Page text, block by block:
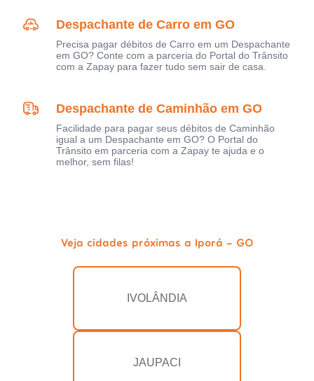
Despachante de Carro em GO
Precisa pagar débitos de Carro em um Despachante
em GO? Conte com a parceria do Portal do Trânsito
com a Zapay para fazer tudo sem sair de casa.
Despachante de Caminhão em GO
Facilidade para pagar seus débitos de Caminhão
igual a um Despachante em GO? O Portal do
Trânsito em parceria com a Zapay te ajuda e o
melhor, sem filas!
Veja cidades próximas a Iporá - GO
IVOLÂNDIA
JAUPACI